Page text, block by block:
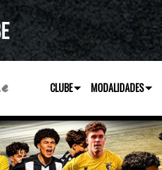
CLUBE MODALIDADES